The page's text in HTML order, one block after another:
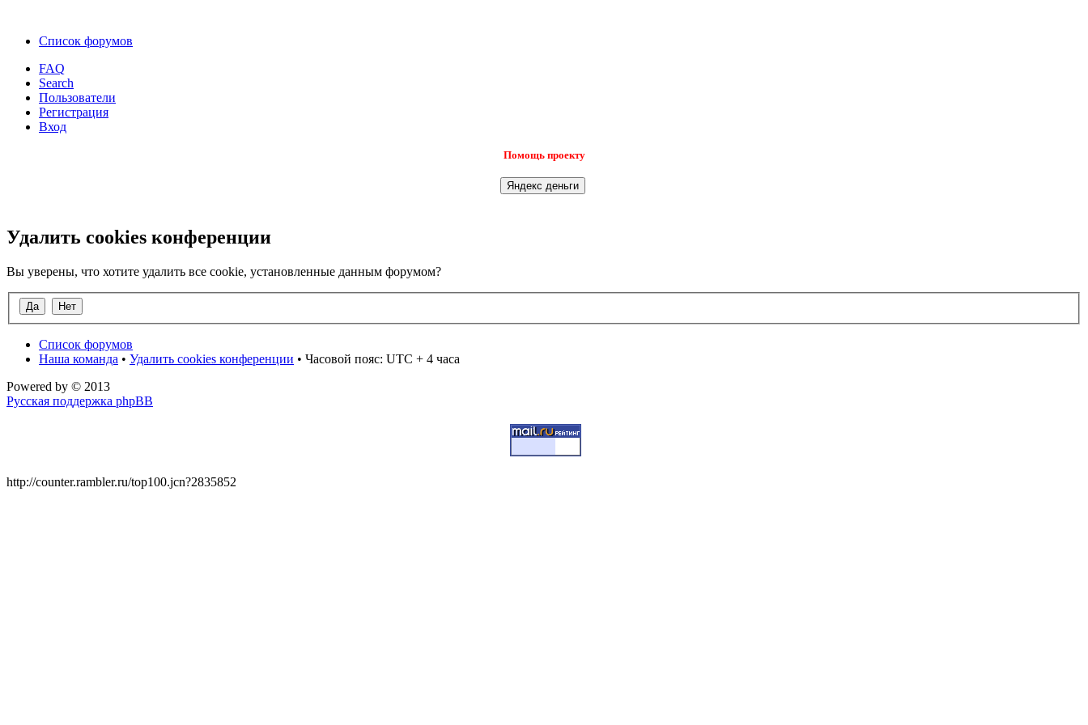
Список форумов
FAQ
Search
Пользователи
Регистрация
Вход
Помощь проекту
Удалить cookies конференции
Вы уверены, что хотите удалить все cookie, установленные данным форумом?
Список форумов
Наша команда • Удалить cookies конференции • Часовой пояс: UTC + 4 часа
Powered by © 2013
Русская поддержка phpBB
http://counter.rambler.ru/top100.jcn?2835852